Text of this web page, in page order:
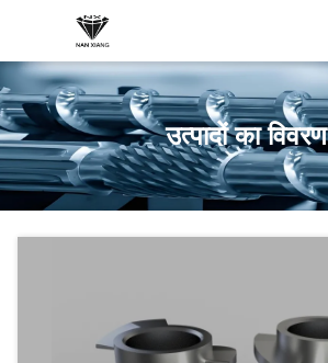
उत्पादों का विवरण